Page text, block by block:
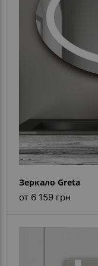
Зеркало Greta
от 6 159 грн